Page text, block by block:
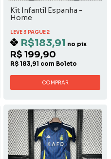
Kit Infantil Espanha -
Home
LEVE 3 PAGUE 2
R$183,91 no pix
R$ 199,90
R$ 183,91 com Boleto
COMPRAR